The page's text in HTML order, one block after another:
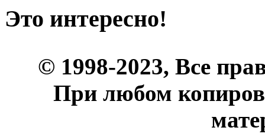
Это интересно!
© 1998-2023, Все
При любом